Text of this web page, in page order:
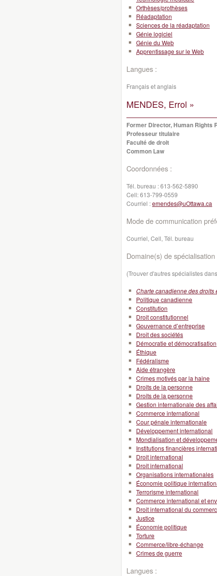
Orthèses/prothèses
Réadaptation
Sciences de la réadaptation
Génie logiciel
Génie du Web
Apprentissage sur le Web
Langues :
Français et anglais
MENDES, Errol »
Former Director, Human Rights
Professeur titulaire
Faculté de droit
Common Law
Coordonnées :
Tél. bureau :613-562-5890
Cell:613-799-0559
Courriel :emendes@uOttawa.ca
Mode de communication
Courriel, Cell, Tél. bureau
Domaine(s) de spécialisation
(Trouver d'autres spécialistes
Charte canadienne des droits
Politique canadienne
Constitution
Droit constitutionnel
Gouvernance d’entreprise
Droit des sociétés
Démocratie et démocratisation
Éthique
Fédéralisme
Aide étrangère
Crimes motivés par la haine
Droits de la personne
Droits de la personne
Gestion internationale des
Commerce international
Cour pénale internationale
Développement international
Mondialisation et
Institutions financières
Droit international
Droit international
Organisations internationales
Économie politique
Terrorisme international
Commerce international et
Droit international du
Justice
Économie politique
Torture
Commerce/libre-échange
Crimes de guerre
Langues :